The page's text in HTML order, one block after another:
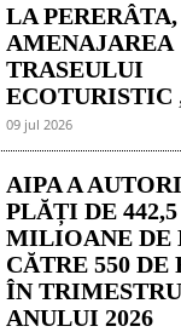
LA
AMENAJAREA
TRASEULUI
ECOTURISTIC
09 jul 2026
AIPA A
PLĂȚI DE 442,5
MILIOANE DE
CĂTRE 550
ÎN
ANULUI 2026